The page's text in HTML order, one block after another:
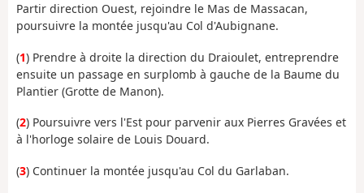
Partir direction Ouest, rejoindre le Mas de Massacan,
poursuivre la montée jusqu'au Col d'Aubignane.
(1) Prendre à droite la direction du Draioulet, entreprendre
ensuite un passage en surplomb à gauche de la Baume du
Plantier (Grotte de Manon).
(2) Poursuivre vers l'Est pour parvenir aux Pierres Gravées et
à l'horloge solaire de Louis Douard.
(3) Continuer la montée jusqu'au Col du Garlaban.